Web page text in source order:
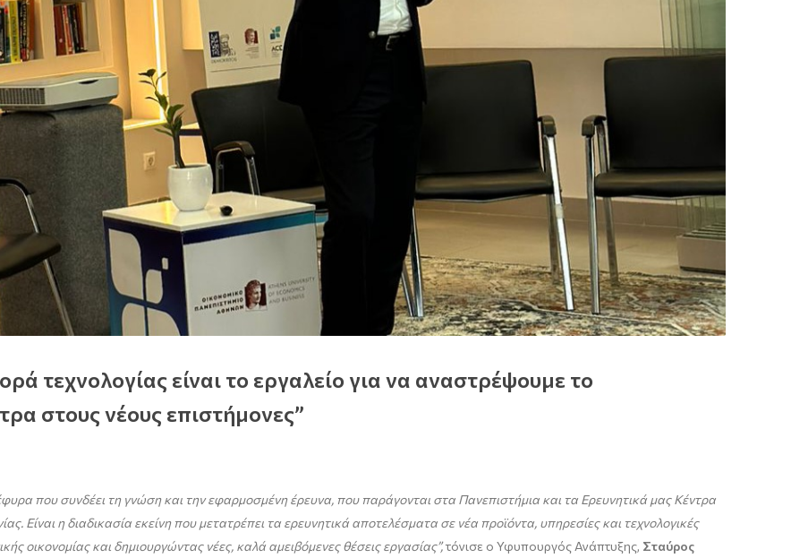
τεχνολογίας είναι το εργαλείο για να αναστρέψουμε το
στους νέους επιστήμονες”
που συνδέει τη γνώση και την εφαρμοσμένη έρευνα, που παράγονται στα Πανεπιστήμια και τα Ερευνητικά μας Κέντρα
. Είναι η διαδικασία εκείνη που μετατρέπει τα ερευνητικά αποτελέσματα σε νέα προϊόντα, υπηρεσίες και τεχνολογικές
οικονομίας και δημιουργώντας νέες, καλά αμειβόμενες θέσεις εργασίας”,τόνισε ο Υφυπουργός Ανάπτυξης, Σταύρος